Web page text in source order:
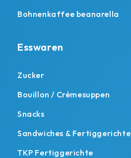
Bohnenkaffee beanarella
Esswaren
Zucker
Bouillon / Crémesuppen
Snacks
Sandwiches & Fertiggerichte
TKP Fertiggerichte